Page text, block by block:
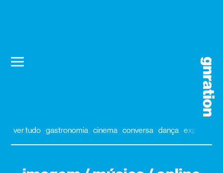
ver tudo gastronomia cinema conversa dança exposição